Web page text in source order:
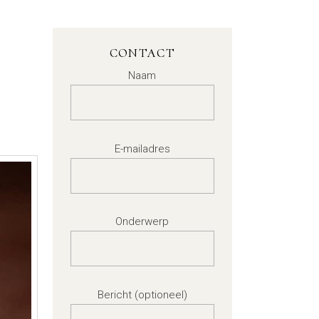
CONTACT
Naam
E-mailadres
Onderwerp
Bericht (optioneel)